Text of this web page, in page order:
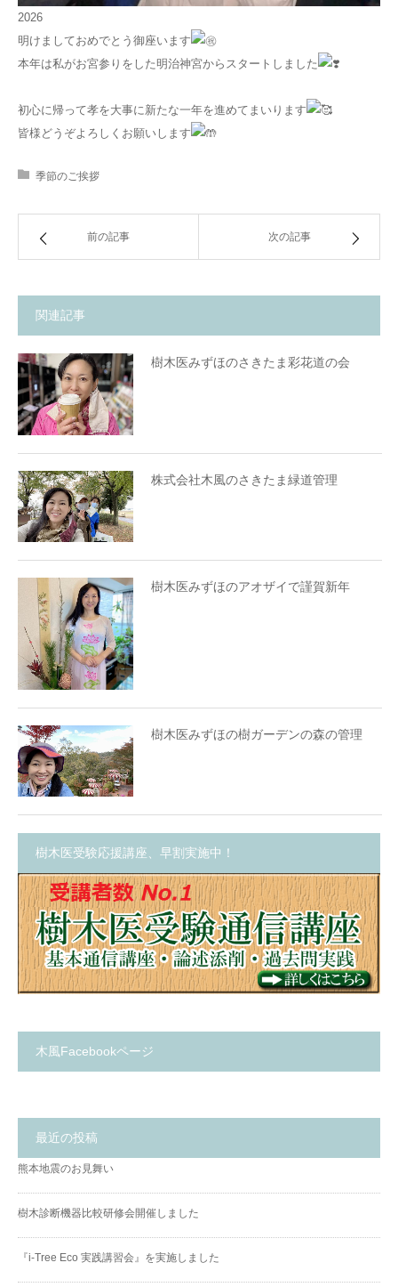
2026
明けましておめでとう御座います
本年は私がお宮参りをした明治神宮からスタートしました
初心に帰って孝を大事に新たな一年を進めてまいります
皆様どうぞよろしくお願いします
季節のご挨拶
前の記事 次の記事
関連記事
樹木医みずほのさきたま彩花道の会
株式会社木風のさきたま緑道管理
樹木医みずほのアオザイで謹賀新年
樹木医みずほの樹ガーデンの森の管理
樹木医受験応援講座、早割実施中！
木風Facebookページ
最近の投稿
熊本地震のお見舞い
樹木診断機器比較研修会開催しました
『i-Tree Eco 実践講習会』を実施しました